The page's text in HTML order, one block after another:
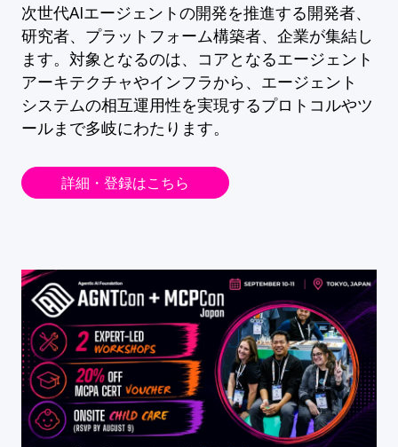
次世代AIエージェントの開発を推進する開発者、
研究者、プラットフォーム構築者、企業が集結し
ます。対象となるのは、コアとなるエージェント
アーキテクチャやインフラから、エージェント
システムの相互運用性を実現するプロトコルやツ
ールまで多岐にわたります。
詳細・登録はこちら